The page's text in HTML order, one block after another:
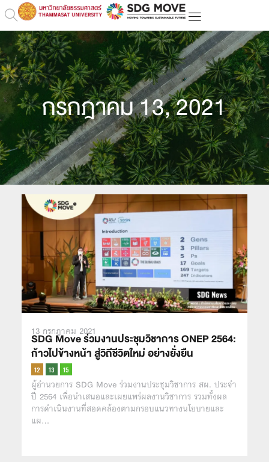
กรกฎาคม 13, 2021
13 กรกฎาคม 2021
SDG Move ร่วมงานประชุมวิชาการ ONEP 2564:
ก้าวไปข้างหน้า สู่วิถีชีวิตใหม่ อย่างยั่งยืน
ผู้อำนวยการ SDG Move ร่วมงานประชุมวิชาการ สผ. ประจำ
ปี 2564 เพื่อนำเสนอและเผยแพร่ผลงานวิชาการ รวมทั้งผล
การดำเนินงานที่สอดคล้องตามกรอบแนวทางนโยบายและ
แผ…